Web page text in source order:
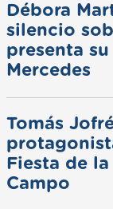
Débora
silencio
presenta
Mercedes
Tomás
Fiesta de
Campo